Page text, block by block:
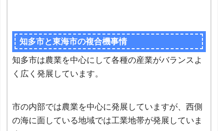
知多市と東海市の複合機事情
知多市は農業を中心にして各種の産業がバランスよ
く広く発展しています。
市の内部では農業を中心に発展していますが、西側
の海に面している地域では工業地帯が発展していま